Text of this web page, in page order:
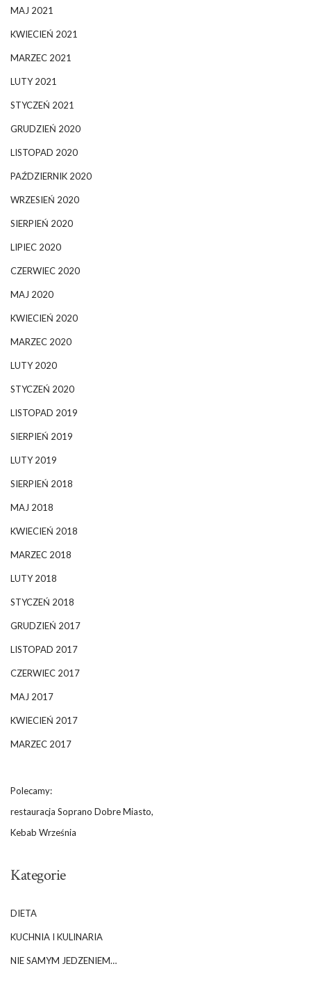
MAJ 2021
KWIECIEŃ 2021
MARZEC 2021
LUTY 2021
STYCZEŃ 2021
GRUDZIEŃ 2020
LISTOPAD 2020
PAŹDZIERNIK 2020
WRZESIEŃ 2020
SIERPIEŃ 2020
LIPIEC 2020
CZERWIEC 2020
MAJ 2020
KWIECIEŃ 2020
MARZEC 2020
LUTY 2020
STYCZEŃ 2020
LISTOPAD 2019
SIERPIEŃ 2019
LUTY 2019
SIERPIEŃ 2018
MAJ 2018
KWIECIEŃ 2018
MARZEC 2018
LUTY 2018
STYCZEŃ 2018
GRUDZIEŃ 2017
LISTOPAD 2017
CZERWIEC 2017
MAJ 2017
KWIECIEŃ 2017
MARZEC 2017
Polecamy:
restauracja Soprano Dobre Miasto,
Kebab Września
Kategorie
DIETA
KUCHNIA I KULINARIA
NIE SAMYM JEDZENIEM…